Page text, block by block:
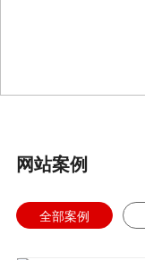
网站案例
全部案例